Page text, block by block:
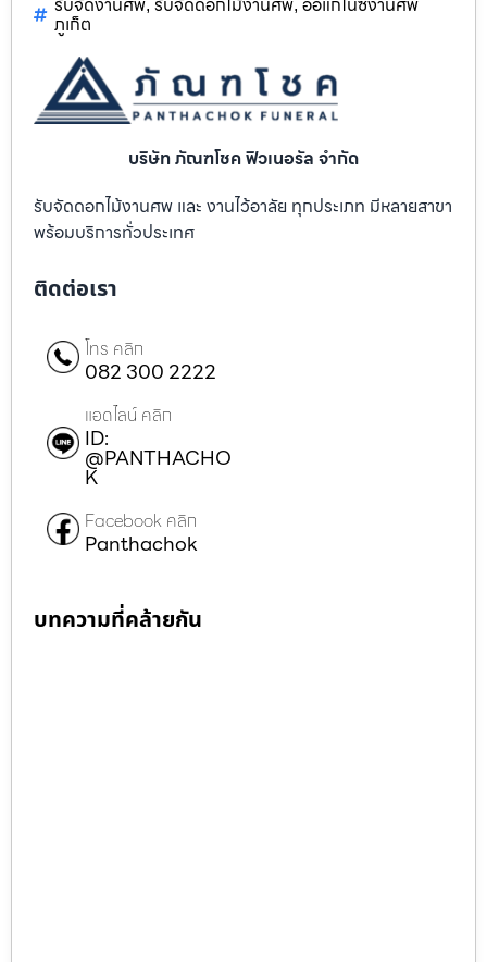
, ,
ภูเก็ต
บริษัท ภัณฑโชค ฟิวเนอรัล จำกัด
รับจัดดอกไม้งานศพ และ งานไว้อาลัย ทุกประเภท มีหลายสาขา
พร้อมบริการทั่วประเทศ
ติดต่อเรา
โทร คลิก
082 300 2222
แอดไลน์ คลิก
ID:
@PANTHACHO
K
Facebook คลิก
Panthachok
บทความที่คล้ายกัน